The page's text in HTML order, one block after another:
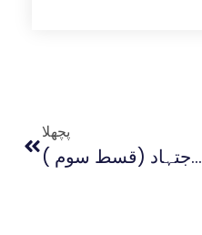
پچھلا
ایمان بالغیب صرف عقل سے حاصل ہوتا ہے، غامدی صاحب کا نیا اجتہاد (قسط سوم )